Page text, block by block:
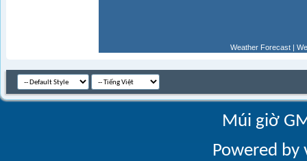
Weather Forecast |
Múi giờ
Powered